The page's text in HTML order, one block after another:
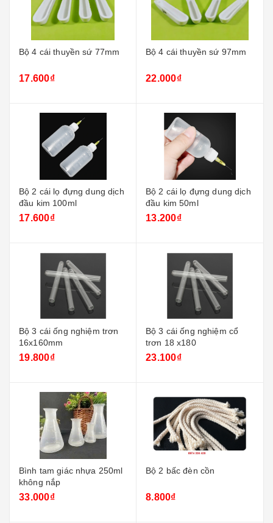
Bộ 4 cái thuyền sứ 77mm
17.600₫
Bộ 4 cái thuyền sứ 97mm
22.000₫
Bộ 2 cái lọ đựng dung dịch
đầu kim 100ml
17.600₫
Bộ 2 cái lọ đựng dung dịch
đầu kim 50ml
13.200₫
Bộ 3 cái ống nghiệm trơn
16x160mm
19.800₫
Bộ 3 cái ống nghiệm cổ
trơn 18 x180
23.100₫
Bình tam giác nhựa 250ml
không nắp
33.000₫
Bộ 2 bấc đèn cồn
8.800₫